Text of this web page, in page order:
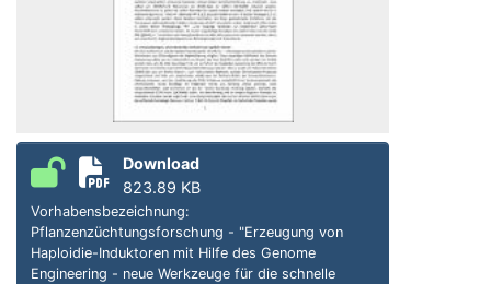
Download
823.89 KB
Vorhabensbezeichnung:
Pflanzenzüchtungsforschung - "Erzeugung von
Haploidie-Induktoren mit Hilfe des Genome
Engineering - neue Werkzeuge für die schnelle